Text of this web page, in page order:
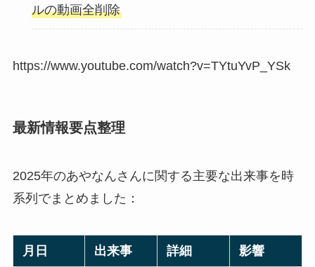
ルの動画全削除
https://www.youtube.com/watch?v=TYtuYvP_YSk
最新情報要点整理
2025年のあやなんさんに関する主要な出来事を時
系列でまとめました：
月日 出来事 詳細 影響